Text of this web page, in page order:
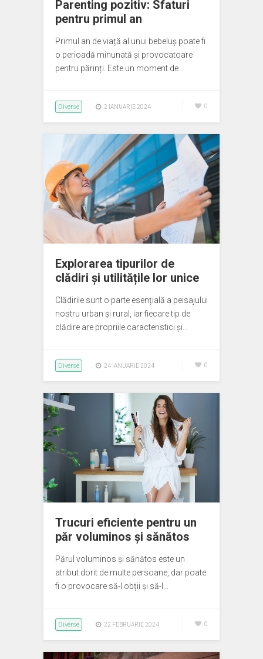
Parenting pozitiv: Sfaturi
pentru primul an
Primul an de viață al unui bebeluș poate fi
o perioadă minunată și provocatoare
pentru părinți. Este un moment de…
Diverse 2 IANUARIE 2024 0
Explorarea tipurilor de
clădiri și utilitățile lor unice
Clădirile sunt o parte esențială a peisajului
nostru urban și rural, iar fiecare tip de
clădire are propriile caracteristici și…
Diverse 24 IANUARIE 2024 0
Trucuri eficiente pentru un
păr voluminos și sănătos
Părul voluminos și sănătos este un
atribut dorit de multe persoane, dar poate
fi o provocare să-l obții și să-l…
Diverse 22 FEBRUARIE 2024 0